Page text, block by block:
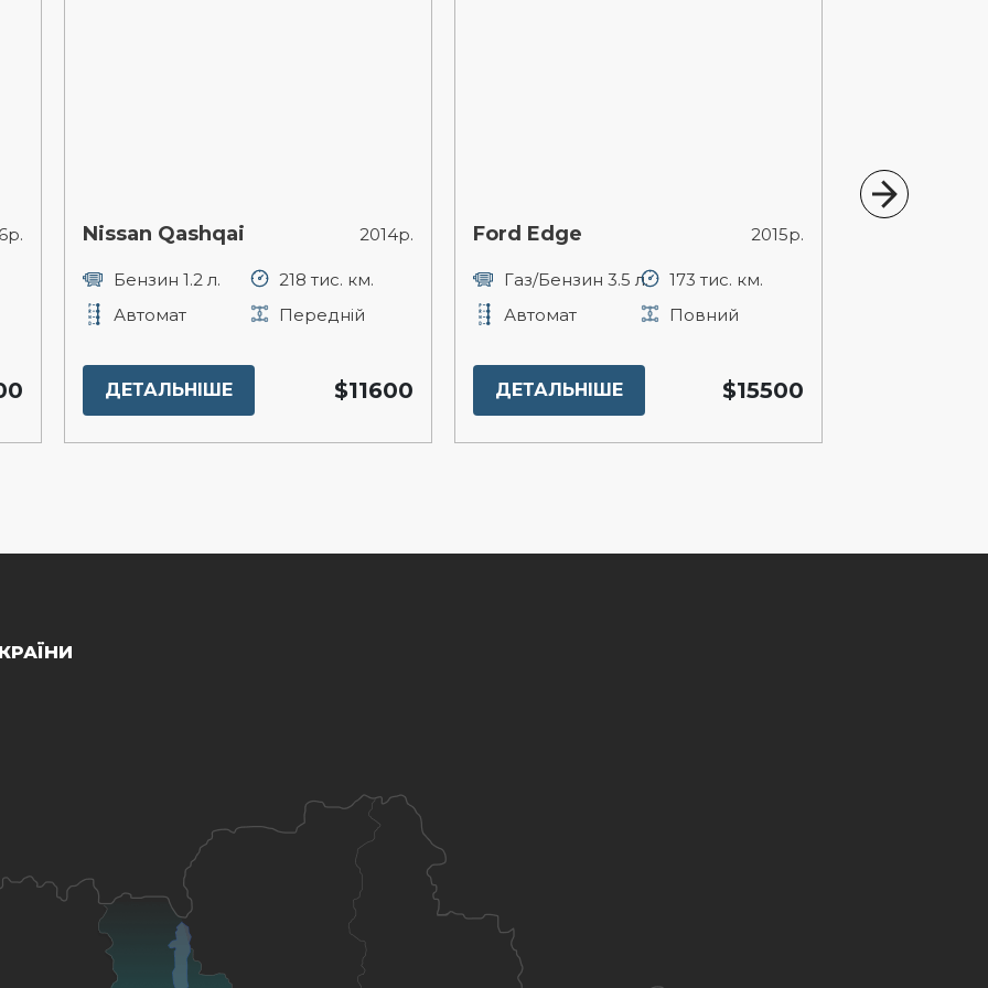
Nissan Qashqai 2014р.
Бензин 1.2 л.
218 тис. км.
Автомат
Передній
ДЕТАЛЬНІШЕ $11600
Ford Edge 2015р.
Газ/Бензин 3.5 л.
173 тис. км.
Автомат
Повний
ДЕТАЛЬНІШЕ $15500